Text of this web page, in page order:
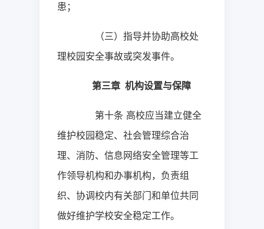
患；
（三）指导并协助高校处
理校园安全事故或突发事件。
第三章 机构设置与保障
第十条 高校应当建立健全
维护校园稳定、社会管理综合治
理、消防、信息网络安全管理等工
作领导机构和办事机构，负责组
织、协调校内有关部门和单位共同
做好维护学校安全稳定工作。